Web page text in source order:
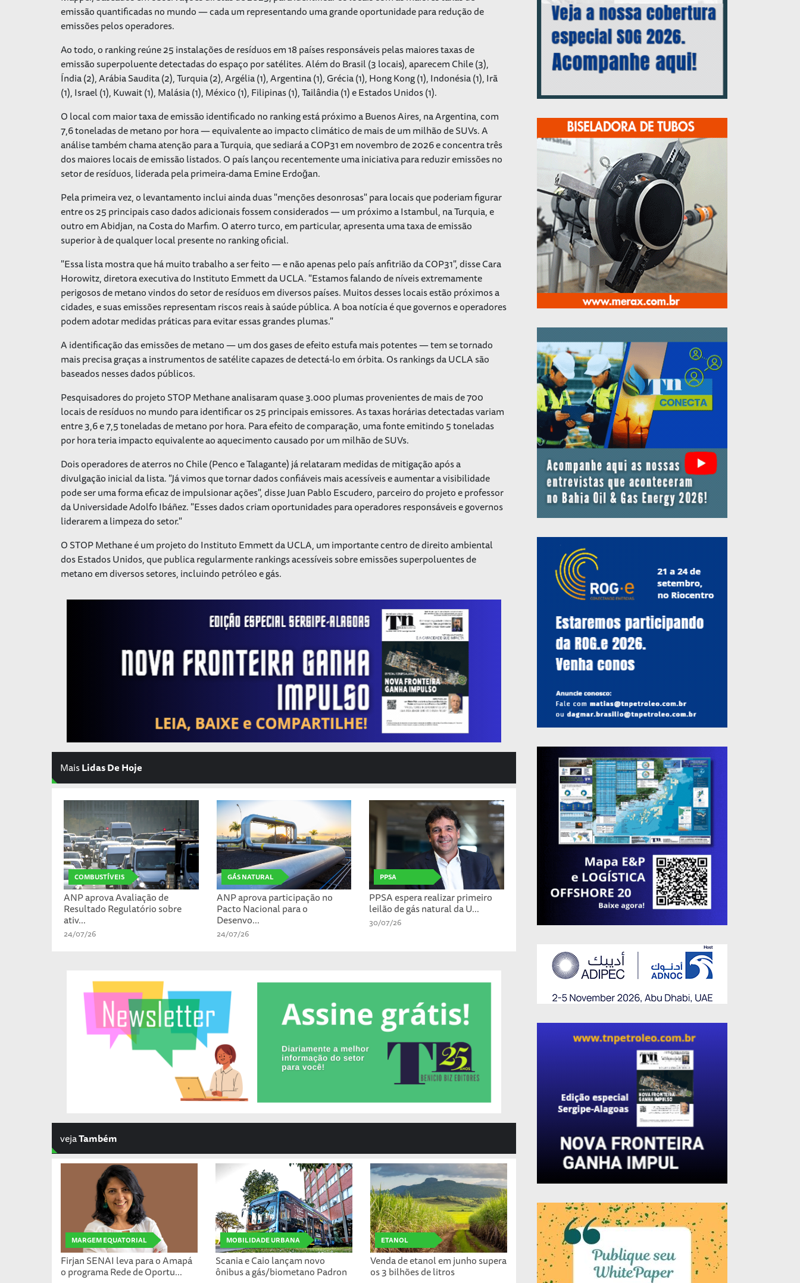
emissão quantificadas no mundo — cada um representando uma grande oportunidade para redução de
emissões pelos operadores.
Ao todo, o ranking reúne 25 instalações de resíduos em 18 países responsáveis pelas maiores taxas de
emissão superpoluente detectadas do espaço por satélites. Além do Brasil (3 locais), aparecem Chile (3),
Índia (2), Arábia Saudita (2), Turquia (2), Argélia (1), Argentina (1), Grécia (1), Hong Kong (1), Indonésia (1), Irã
(1), Israel (1), Kuwait (1), Malásia (1), México (1), Filipinas (1), Tailândia (1) e Estados Unidos (1).
O local com maior taxa de emissão identificado no ranking está próximo a Buenos Aires, na Argentina, com
7,6 toneladas de metano por hora — equivalente ao impacto climático de mais de um milhão de SUVs. A
análise também chama atenção para a Turquia, que sediará a COP31 em novembro de 2026 e concentra três
dos maiores locais de emissão listados. O país lançou recentemente uma iniciativa para reduzir emissões no
setor de resíduos, liderada pela primeira-dama Emine Erdoğan.
Pela primeira vez, o levantamento inclui ainda duas "menções desonrosas" para locais que poderiam figurar
entre os 25 principais caso dados adicionais fossem considerados — um próximo a Istambul, na Turquia, e
outro em Abidjan, na Costa do Marfim. O aterro turco, em particular, apresenta uma taxa de emissão
superior à de qualquer local presente no ranking oficial.
"Essa lista mostra que há muito trabalho a ser feito — e não apenas pelo país anfitrião da COP31", disse Cara
Horowitz, diretora executiva do Instituto Emmett da UCLA. "Estamos falando de níveis extremamente
perigosos de metano vindos do setor de resíduos em diversos países. Muitos desses locais estão próximos a
cidades, e suas emissões representam riscos reais à saúde pública. A boa notícia é que governos e operadores
podem adotar medidas práticas para evitar essas grandes plumas."
A identificação das emissões de metano — um dos gases de efeito estufa mais potentes — tem se tornado
mais precisa graças a instrumentos de satélite capazes de detectá-lo em órbita. Os rankings da UCLA são
baseados nesses dados públicos.
Pesquisadores do projeto STOP Methane analisaram quase 3.000 plumas provenientes de mais de 700
locais de resíduos no mundo para identificar os 25 principais emissores. As taxas horárias detectadas variam
entre 3,6 e 7,5 toneladas de metano por hora. Para efeito de comparação, uma fonte emitindo 5 toneladas
por hora teria impacto equivalente ao aquecimento causado por um milhão de SUVs.
Dois operadores de aterros no Chile (Penco e Talagante) já relataram medidas de mitigação após a
divulgação inicial da lista. "Já vimos que tornar dados confiáveis mais acessíveis e aumentar a visibilidade
pode ser uma forma eficaz de impulsionar ações", disse Juan Pablo Escudero, parceiro do projeto e professor
da Universidade Adolfo Ibáñez. "Esses dados criam oportunidades para operadores responsáveis e governos
liderarem a limpeza do setor."
O STOP Methane é um projeto do Instituto Emmett da UCLA, um importante centro de direito ambiental
dos Estados Unidos, que publica regularmente rankings acessíveis sobre emissões superpoluentes de
metano em diversos setores, incluindo petróleo e gás.
MaisLidas De Hoje
COMBUSTÍVEIS
ANP aprova Avaliação de
Resultado Regulatório sobre
ativ...
24/07/26
GÁS NATURAL
ANP aprova participação no
Pacto Nacional para o
Desenvo...
24/07/26
PPSA
PPSA espera realizar primeiro
leilão de gás natural da U...
30/07/26
vejaTambém
MARGEM EQUATORIAL
Firjan SENAI leva para o Amapá
o programa Rede de Oportu...
MOBILIDADE URBANA
Scania e Caio lançam novo
ônibus a gás/biometano Padron
ETANOL
Venda de etanol em junho supera
os 3 bilhões de litros